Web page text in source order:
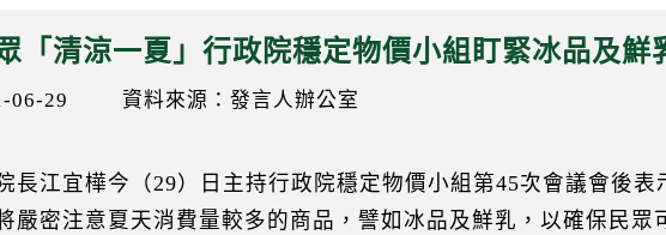
「清涼一夏」行政院穩定物價小組盯緊冰品及鮮
06-29 資料來源：發言人辦公室
長江宜樺今（29）日主持行政院穩定物價小組第45次會議會後表
嚴密注意夏天消費量較多的商品，譬如冰品及鮮乳，以確保民眾